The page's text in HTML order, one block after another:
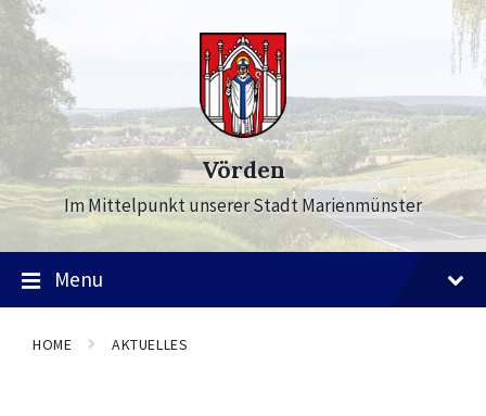
Skip
to
content
Skip
to
main
navigation
Skip
to
footer
Vörden
Im Mittelpunkt unserer Stadt Marienmünster
Menu
HOME AKTUELLES